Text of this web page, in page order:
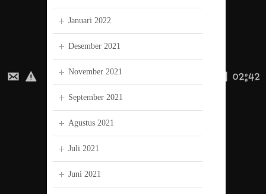
Januari 2022
Desember 2021
November 2021
September 2021
Agustus 2021
Juli 2021
Juni 2021